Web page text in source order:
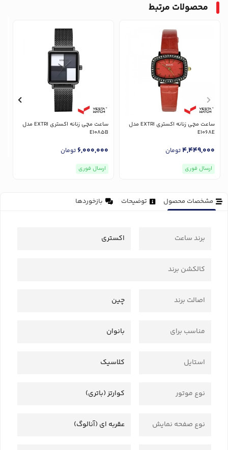
محصولات مرتبط
ساعت مچی زنانه اکستری EXTRI مدل
E1068E
4,449,000تومان
ارسال فوری
ساعت مچی زنانه اکستری EXTRI مدل
E1085B
6,000,000 تومان
ارسال فوری
مشخصات محصول توضیحات بازخوردها
برند ساعت اکستری
کالکشن برند
اصالت برند چین
مناسب برای بانوان
استایل کلاسیک
نوع موتور کوارتز (باتری)
نوع صفحه نمایش عقربه ای (آنالوگ)